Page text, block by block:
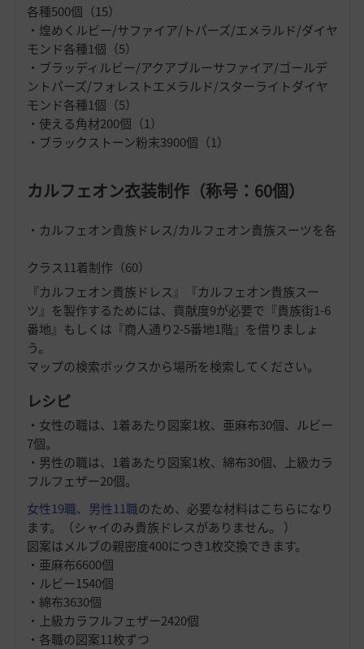
各種500個（15）
・煌めくルビー/サファイア/トパーズ/エメラルド/ダイヤ
モンド各種1個（5）
・ブラッディルビー/アクアブルーサファイア/ゴールデ
ントパーズ/フォレストエメラルド/スターライトダイヤ
モンド各種1個（5）
・使える角材200個（1）
・ブラックストーン粉末3900個（1）
カルフェオン衣装制作（称号：60個）
・カルフェオン貴族ドレス/カルフェオン貴族スーツを各
クラス11着制作（60）
『カルフェオン貴族ドレス』『カルフェオン貴族スー
ツ』を製作するためには、貢献度9が必要で『貴族街1-6
番地』もしくは『商人通り2-5番地1階』を借りましょ
う。
マップの検索ボックスから場所を検索してください。
レシピ
・女性の職は、1着あたり図案1枚、亜麻布30個、ルビー
7個。
・男性の職は、1着あたり図案1枚、綿布30個、上級カラ
フルフェザー20個。
女性19職、男性11職のため、必要な材料はこちらになり
ます。（シャイのみ貴族ドレスがありません。 ）
図案はメルブの親密度400につき1枚交換できます。
・亜麻布6600個
・ルビー1540個
・綿布3630個
・上級カラフルフェザー2420個
・各職の図案11枚ずつ